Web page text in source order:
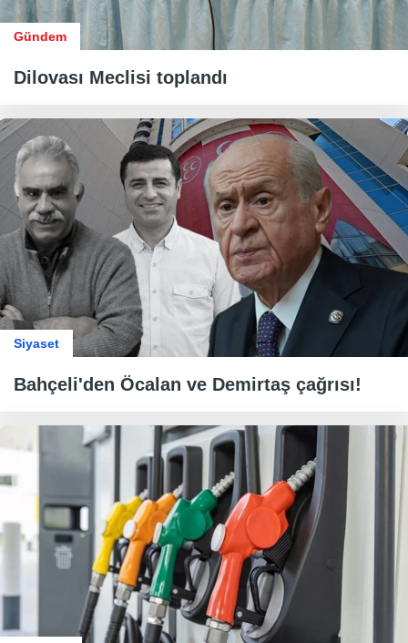
Gündem
Dilovası Meclisi toplandı
Siyaset
Bahçeli'den Öcalan ve Demirtaş çağrısı!